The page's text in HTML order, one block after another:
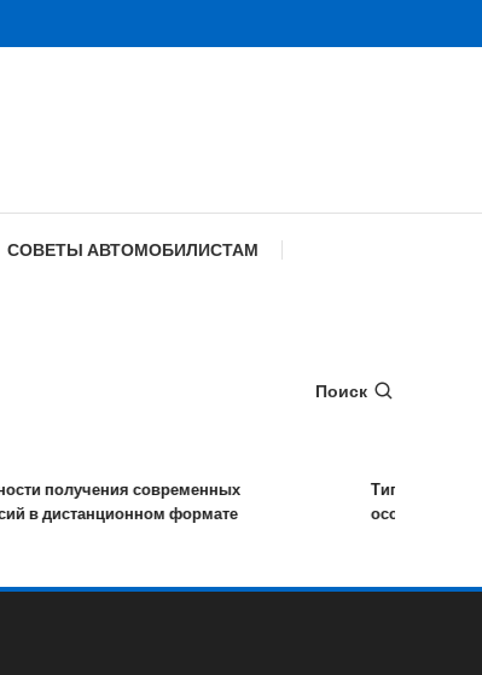
СОВЕТЫ АВТОМОБИЛИСТАМ
Поиск
получения современных
дистанционном формате
Типы удаленных
особенности